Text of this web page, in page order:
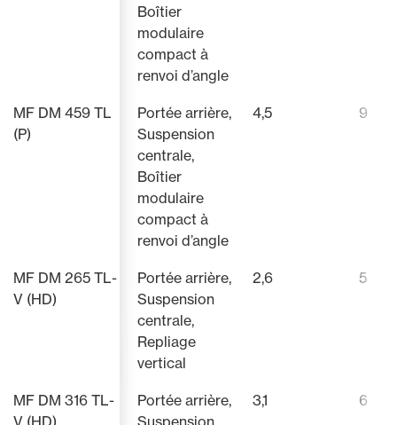
Boîtier
modulaire
compact à
renvoi d’angle
Portée arrière,
Suspension
centrale,
Boîtier
modulaire
compact à
renvoi d’angle
4,5 9
Portée arrière,
Suspension
centrale,
Repliage
vertical
2,6 5
Portée arrière,
Suspension
3,1 6
MF DM 459 TL
(P)
MF DM 265 TL-
V (HD)
MF DM 316 TL-
V (HD)